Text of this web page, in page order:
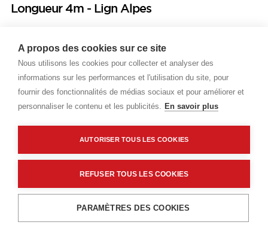
A propos des cookies sur ce site
Nous utilisons les cookies pour collecter et analyser des
informations sur les performances et l'utilisation du site, pour
fournir des fonctionnalités de médias sociaux et pour améliorer et
personnaliser le contenu et les publicités. En savoir plus
AUTORISER TOUS LES COOKIES
REFUSER TOUS LES COOKIES
PARAMÈTRES DES COOKIES
Longueur 4m - Lign Alpes
Plus 0,22 € d'éco-part. DEEE
8,28 €TTC/ML
Livraison standard (64 Piece)Disponible en stock
Click & Collect 4h (64 Piece)Disponible en stock
Ajouter au panier